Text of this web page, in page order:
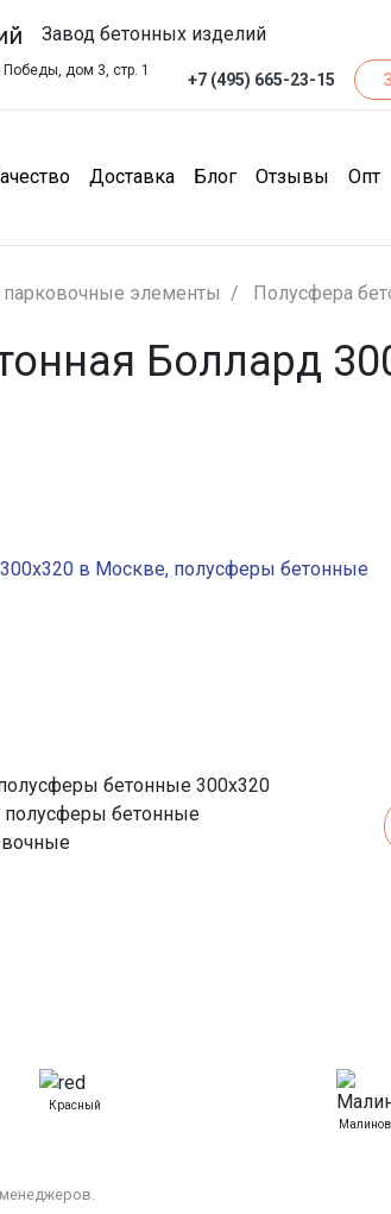
Завод бетонных изделий
дом 3, стр. 1
+7 (495) 665-23-15
(Качество)
Доставка(Доставка)
Блог(Блог)
Отзывы Опт
элементы Полусфера
Боллард
Красный